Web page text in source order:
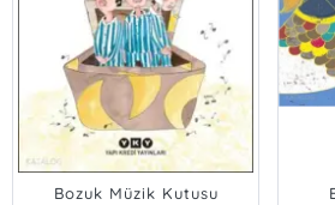
Bozuk Müzik Kutusu